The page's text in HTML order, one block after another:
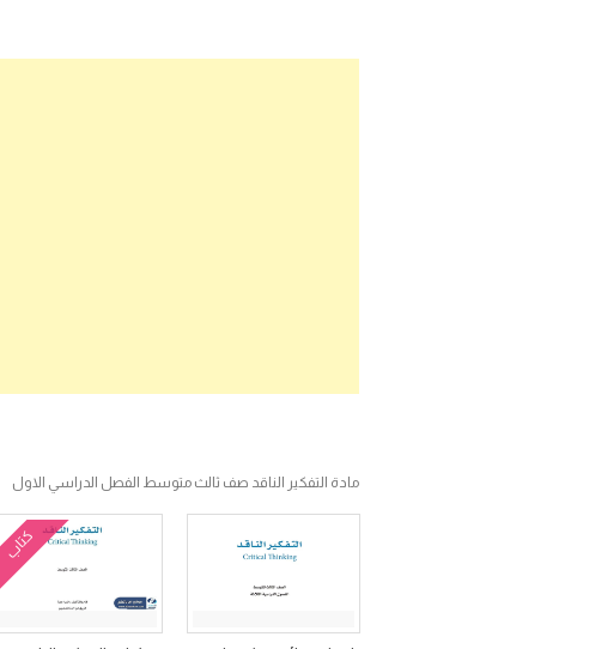
مادة التفكير الناقد صف ثالث متوسط الفصل الدراسي الاول
كتاب